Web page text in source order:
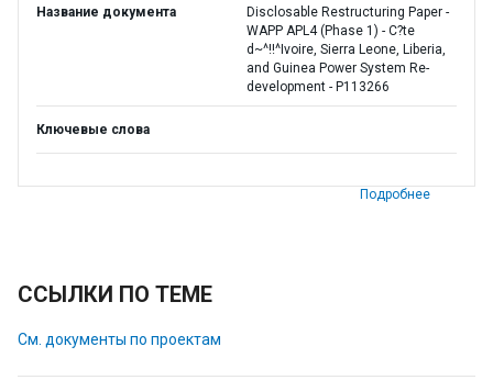
Название документа
Disclosable Restructuring Paper -
WAPP APL4 (Phase 1) - C?te
d~^!!^Ivoire, Sierra Leone, Liberia,
and Guinea Power System Re-
development - P113266
Ключевые слова
Подробнее
ССЫЛКИ ПО ТЕМЕ
См. документы по проектам